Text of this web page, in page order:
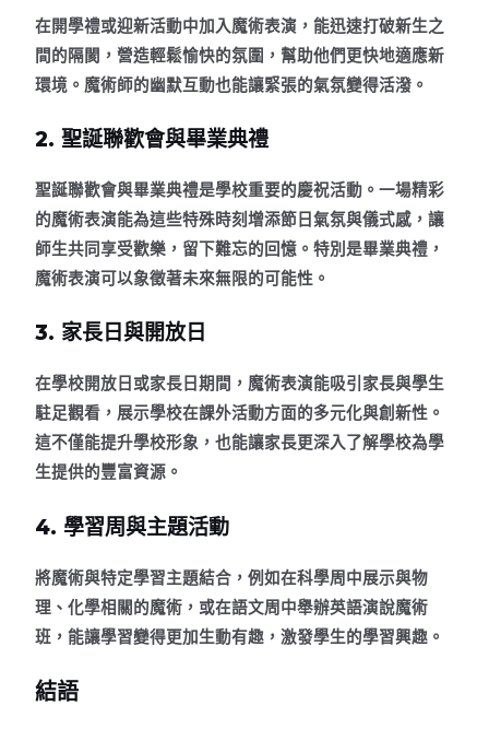
在開學禮或迎新活動中加入魔術表演，能迅速打破新生之
間的隔閡，營造輕鬆愉快的氛圍，幫助他們更快地適應新
環境。魔術師的幽默互動也能讓緊張的氣氛變得活潑。
2. 聖誕聯歡會與畢業典禮
聖誕聯歡會與畢業典禮是學校重要的慶祝活動。一場精彩
的魔術表演能為這些特殊時刻增添節日氣氛與儀式感，讓
師生共同享受歡樂，留下難忘的回憶。特別是畢業典禮，
魔術表演可以象徵著未來無限的可能性。
3. 家長日與開放日
在學校開放日或家長日期間，魔術表演能吸引家長與學生
駐足觀看，展示學校在課外活動方面的多元化與創新性。
這不僅能提升學校形象，也能讓家長更深入了解學校為學
生提供的豐富資源。
4. 學習周與主題活動
將魔術與特定學習主題結合，例如在科學周中展示與物
理、化學相關的魔術，或在語文周中舉辦英語演說魔術
班，能讓學習變得更加生動有趣，激發學生的學習興趣。
結語